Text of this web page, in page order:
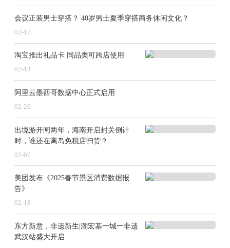
能个人助理，拥有更自然的语音交互、更快的
响应速度，用户高频使用率超80%。同时，近
八成用户高频使用宝马车载在线导航，宝马车
载娱乐应用的使用率超过70%。宝马将继续为
中国用户量身定制好用、常用的本土数字化生
态体验。
质服务
024年，BMW客户满意度攀升，荣获中国汽车
客户之声售后服务满意奖豪华品牌第一名。202
5年，宝马将携手经销商伙伴，优化网络布局和
业务流程，提升客户服务效率，三项售后服务
提速50%。宝马将持续在政策支持、培训及提
会议正装男士穿搭？ 40岁男士夏季穿搭商务休闲文化？
02-17
淘宝推出礼品卡 同品类可跨店使用
02-13
阿里云墨西哥数据中心正式启用
02-20
出境游开闸两年，海南开启封关倒计
时，谁还在离岛免税店扫货？
02-07
美团发布《2025春节景区消费数据报
告》
02-18
东方新意，非遗新生|潮宏基一城一非遗
武汉站盛大开启